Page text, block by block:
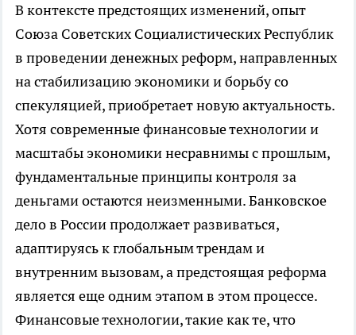
В контексте предстоящих изменений, опыт
Союза Советских Социалистических Республик
в проведении денежных реформ, направленных
на стабилизацию экономики и борьбу со
спекуляцией, приобретает новую актуальность.
Хотя современные финансовые технологии и
масштабы экономики несравнимы с прошлым,
фундаментальные принципы контроля за
деньгами остаются неизменными. Банковское
дело в России продолжает развиваться,
адаптируясь к глобальным трендам и
внутренним вызовам, а предстоящая реформа
является еще одним этапом в этом процессе.
Финансовые технологии, такие как те, что